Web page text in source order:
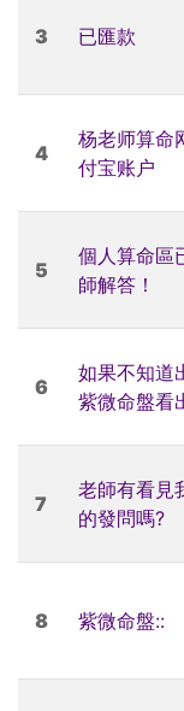
3 已匯款
4
杨老师算命
付宝账户
5
個人算命區
師解答！
6
如果不知道
紫微命盤看
7
老師有看見
的發問嗎?
8 紫微命盤::